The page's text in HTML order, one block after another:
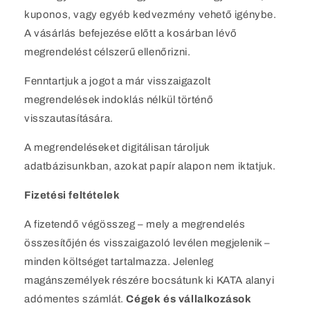
kuponos, vagy egyéb kedvezmény vehető igénybe.
A vásárlás befejezése előtt a kosárban lévő
megrendelést célszerű ellenőrizni.
Fenntartjuk a jogot a már visszaigazolt
megrendelések indoklás nélkül történő
visszautasítására.
A megrendeléseket digitálisan tároljuk
adatbázisunkban, azokat papír alapon nem iktatjuk.
Fizetési feltételek
A fizetendő végösszeg – mely a megrendelés
összesítőjén és visszaigazoló levélen megjelenik –
minden költséget tartalmazza. Jelenleg
magánszemélyek részére bocsátunk ki KATA alanyi
adómentes számlát.Cégek és vállalkozások